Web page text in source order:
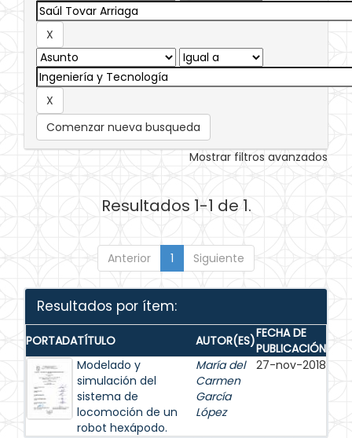
Comenzar nueva busqueda
Mostrar filtros avanzados
Resultados 1-1 de 1.
Anterior 1 Siguiente
Resultados por ítem:
PORTADATÍTULO AUTOR(ES)FECHA DE
PUBLICACIÓN
Modelado y
simulación del
sistema de
locomoción de un
robot hexápodo.
María del
Carmen
García
López
27-nov-2018